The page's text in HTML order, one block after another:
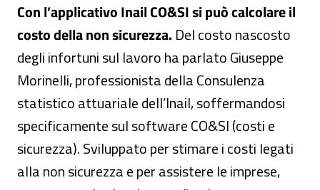
Con l’applicativo Inail CO&SI si può calcolare il
costo della non sicurezza. Del costo nascosto
degli infortuni sul lavoro ha parlato Giuseppe
Morinelli, professionista della Consulenza
statistico attuariale dell’Inail, soffermandosi
specificamente sul software CO&SI (costi e
sicurezza). Sviluppato per stimare i costi legati
alla non sicurezza e per assistere le imprese,